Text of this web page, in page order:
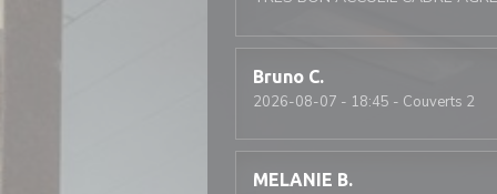
Bruno C
2026-08-07 - 18:45 - Couverts 2
MELANIE B